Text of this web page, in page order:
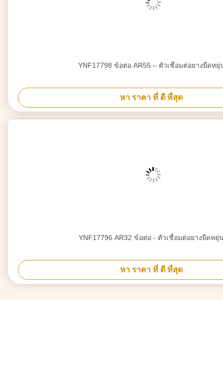
YNF17798 ข้อต่อ AR55 – ตัวเชื่อมต่อยางยืดหยุ่
หา ราคา ที่ ดี ที่สุด
YNF17796 AR32 ข้อต่อ - ตัวเชื่อมต่อยางยืดหยุ่
หา ราคา ที่ ดี ที่สุด